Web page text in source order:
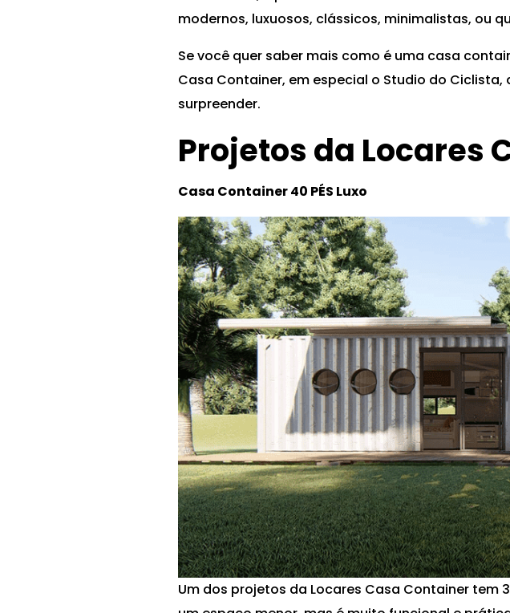
modernos, luxuosos, clássicos, minimalistas, ou
Se você quer saber mais como é uma casa
Casa Container, em especial o Studio do Ciclista,
surpreender.
Projetos da Locares
Casa Container 40 PÉS Luxo
Um dos projetos da Locares Casa Container tem